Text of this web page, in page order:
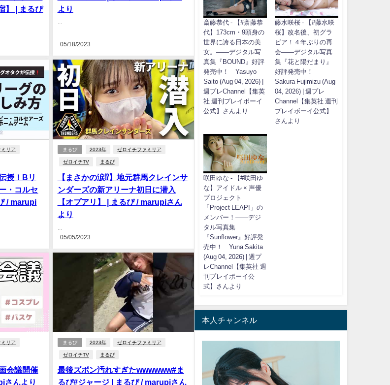
】 | まるぴ
より
05/18/2023
リア
授！Bリ
・コルセ
/ marupi
まるぴ 2023年 ゼロイチファミリア
ゼロイチTV まるぴ
【まさかの涙⁉︎】地元群馬クレインサ
ンダーズの新アリーナ初日に潜入
【オプアリ】 | まるぴ / marupiさん
より
05/05/2023
リア
会議開催
さんより
まるぴ 2023年 ゼロイチファミリア
ゼロイチTV まるぴ
最後ズボン汚れすぎたwwwwww#ま
るぴ#ジャージ | まるぴ / marupiさん
斎藤恭代 - 【#斎藤恭
代】173cm・9頭身の
世界に誇る日本の美
女。――デジタル写
真集『BOUND』好評
発売中！ Yasuyo
Saito (Aug 04, 2026) |
週プレChannel【集英
社 週刊プレイボーイ
公式】さんより
藤水咲桜 - 【#藤水咲
桜】改名後、初グラ
ビア！４年ぶりの再
会――デジタル写真
集『花と陽だまり』
好評発売中！
Sakura Fujimizu (Aug
04, 2026) | 週プレ
Channel【集英社 週刊
プレイボーイ公式】
さんより
咲田ゆな - 【#咲田ゆ
な】アイドル × 声優
プロジェクト
「Project LEAP!」の
メンバー！――デジ
タル写真集
『Sunflower』好評発
売中！ Yuna Sakita
(Aug 04, 2026) | 週プ
レChannel【集英社 週
刊プレイボーイ公
式】さんより
本人チャンネル